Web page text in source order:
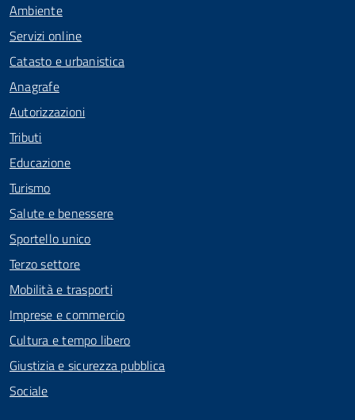
Ambiente
Servizi online
Catasto e urbanistica
Anagrafe
Autorizzazioni
Tributi
Educazione
Turismo
Salute e benessere
Sportello unico
Terzo settore
Mobilità e trasporti
Imprese e commercio
Cultura e tempo libero
Giustizia e sicurezza pubblica
Sociale